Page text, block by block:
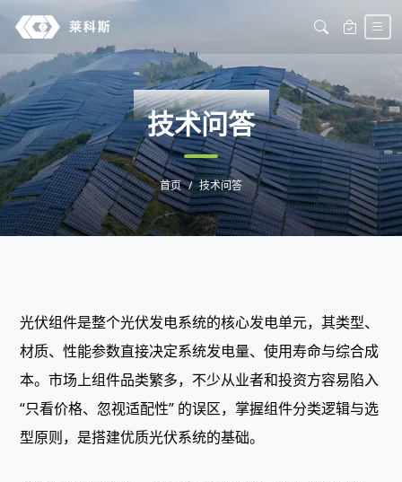
WENDA
技术问答
首页 技术问答
光伏组件是整个光伏发电系统的核心发电单元，其类型、
材质、性能参数直接决定系统发电量、使用寿命与综合成
本。市场上组件品类繁多，不少从业者和投资方容易陷入
“只看价格、忽视适配性” 的误区，掌握组件分类逻辑与选
型原则，是搭建优质光伏系统的基础。